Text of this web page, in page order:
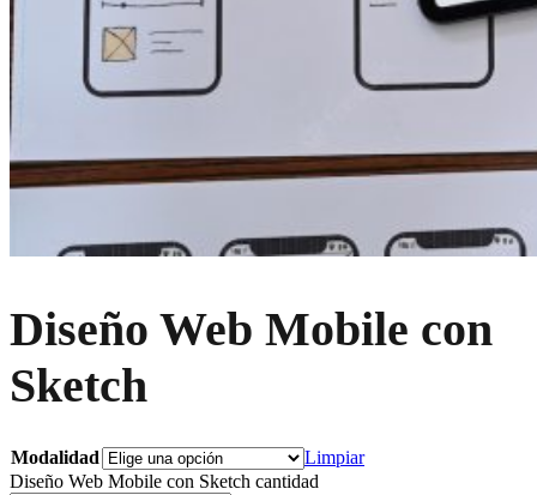
Diseño Web Mobile con
Sketch
Modalidad
Limpiar
Diseño Web Mobile con Sketch cantidad